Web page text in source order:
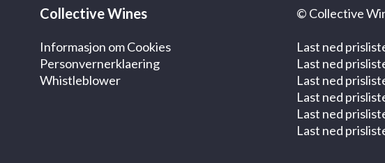
Collective Wines
Informasjon om Cookies
Personvernerklaering
Whistleblower
© Collective
Last ned
Last ned
Last ned
Last ned
Last ned
Last ned